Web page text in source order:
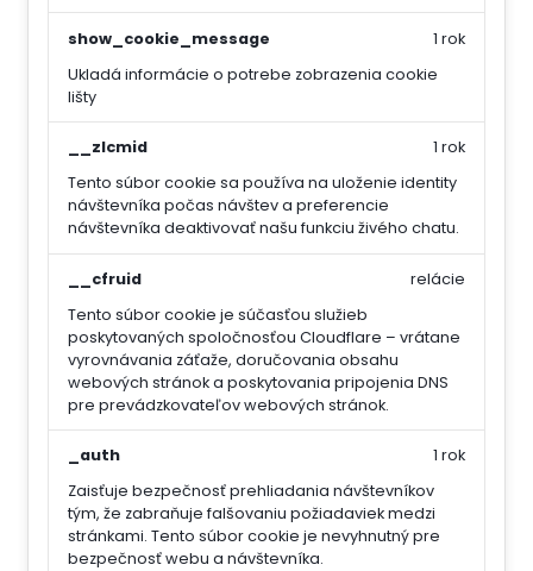
show_cookie_message
Ukladá informácie o potrebe zobrazenia cookie
lišty
1 rok
__zlcmid
Tento súbor cookie sa používa na uloženie identity
návštevníka počas návštev a preferencie
návštevníka deaktivovať našu funkciu živého chatu.
1 rok
__cfruid
Tento súbor cookie je súčasťou služieb
poskytovaných spoločnosťou Cloudflare – vrátane
vyrovnávania záťaže, doručovania obsahu
webových stránok a poskytovania pripojenia DNS
pre prevádzkovateľov webových stránok.
relácie
_auth
Zaisťuje bezpečnosť prehliadania návštevníkov
tým, že zabraňuje falšovaniu požiadaviek medzi
stránkami. Tento súbor cookie je nevyhnutný pre
bezpečnosť webu a návštevníka.
1 rok